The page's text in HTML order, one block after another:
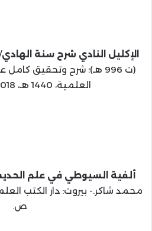
الإكليل النادي شرح سنة الهادي
(ت 996 هـ)؛ شرح وتحقيق
العلمية، 1440 هـ، 2018 م، 336 ص.
ألفية السيوطي في علم
ص.